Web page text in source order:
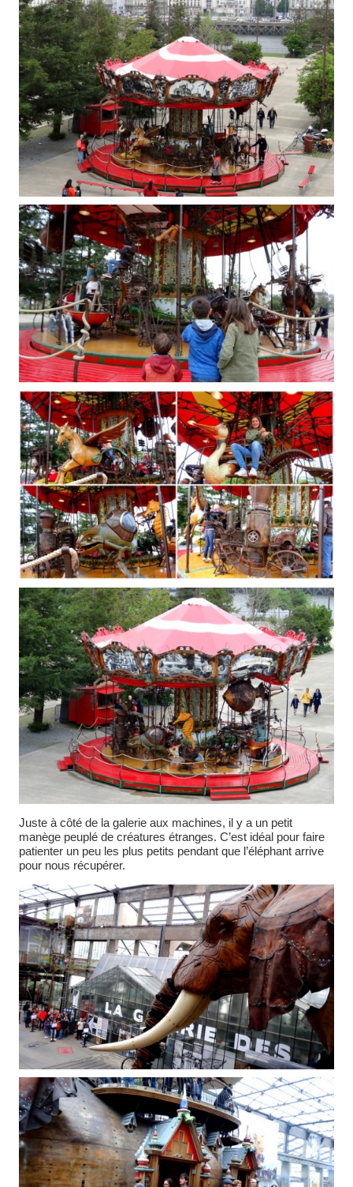
Juste à côté de la galerie aux machines, il y a un petit
manège peuplé de créatures étranges. C’est idéal pour faire
patienter un peu les plus petits pendant que l’éléphant arrive
pour nous récupérer.